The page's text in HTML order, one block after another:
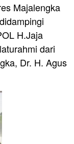
Majalengka
H.Jaja
dari
Dr. H. Agus